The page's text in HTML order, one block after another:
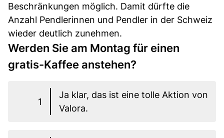
Beschränkungen möglich. Damit dürfte die
Anzahl Pendlerinnen und Pendler in der Schweiz
wieder deutlich zunehmen.
Werden Sie am Montag für einen
gratis-Kaffee anstehen?
1
Ja klar, das ist eine tolle Aktion von
Valora.